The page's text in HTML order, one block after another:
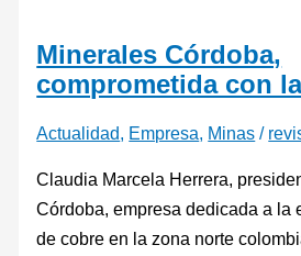
Minerales Córdoba,
comprometida con
Actualidad, Empresa, Minas /
Claudia Marcela Herrera,
Córdoba, empresa dedicada a la
de cobre en la zona norte